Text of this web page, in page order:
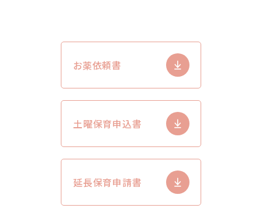
お薬依頼書
土曜保育申込書
延長保育申請書